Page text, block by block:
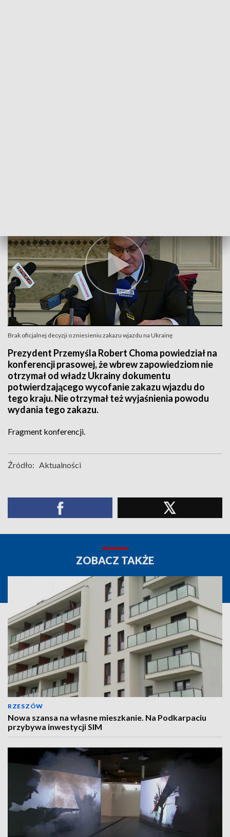
Brak oficjalnej decyzji o zniesieniu zakazu wjazdu na Ukrainę
Prezydent Przemyśla Robert Choma powiedział na
konferencji prasowej, że wbrew zapowiedziom nie
otrzymał od władz Ukrainy dokumentu
potwierdzającego wycofanie zakazu wjazdu do
tego kraju. Nie otrzymał też wyjaśnienia powodu
wydania tego zakazu.
Fragment konferencji.
Źródło: Aktualności
ZOBACZ TAKŻE
RZESZÓW
Nowa szansa na własne mieszkanie. Na Podkarpaciu
przybywa inwestycji SIM